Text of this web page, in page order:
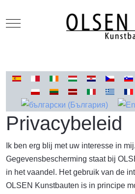
Mobile Menu Toggle
Selecteer de taal
Privacybeleid
Ik ben erg blij met uw interesse in mij.
Gegevensbescherming staat bij
in het vaandel. Het gebruik van de
OLSEN Kunstbauten is in principe